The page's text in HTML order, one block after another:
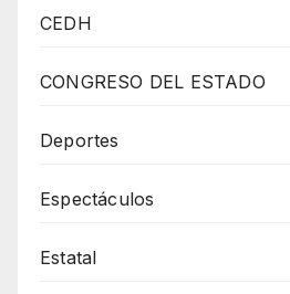
COMO
RESPONSABLE
CEDH
CONGRESO DEL ESTADO
Deportes
Espectáculos
Estatal